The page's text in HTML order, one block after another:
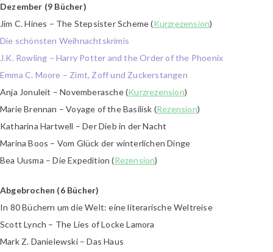
Dezember (9 Bücher)
Jim C. Hines – The Stepsister Scheme (Kurzrezension)
Die schönsten Weihnachtskrimis
J.K. Rowling – Harry Potter and the Order of the Phoenix
Emma C. Moore – Zimt, Zoff und Zuckerstangen
Anja Jonuleit – Novemberasche (Kurzrezension)
Marie Brennan – Voyage of the Basilisk (Rezension)
Katharina Hartwell – Der Dieb in der Nacht
Marina Boos – Vom Glück der winterlichen Dinge
Bea Uusma – Die Expedition (Rezension)
Abgebrochen (6 Bücher)
In 80 Büchern um die Welt: eine literarische Weltreise
Scott Lynch – The Lies of Locke Lamora
Mark Z. Danielewski – Das Haus